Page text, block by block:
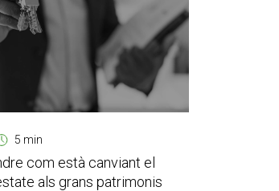
5 min
com està canviant el
als grans patrimonis